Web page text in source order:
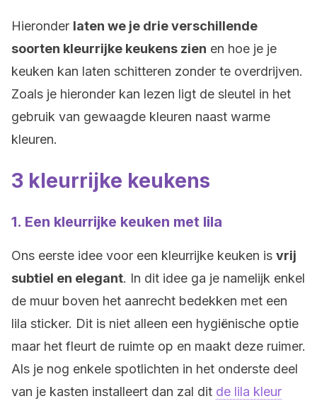
Hieronder laten we je drie verschillende
soorten kleurrijke keukens zien en hoe je je
keuken kan laten schitteren zonder te overdrijven.
Zoals je hieronder kan lezen ligt de sleutel in het
gebruik van gewaagde kleuren naast warme
kleuren.
3 kleurrijke keukens
1. Een kleurrijke keuken met lila
Ons eerste idee voor een kleurrijke keuken is vrij
subtiel en elegant. In dit idee ga je namelijk enkel
de muur boven het aanrecht bedekken met een
lila sticker. Dit is niet alleen een hygiënische optie
maar het fleurt de ruimte op en maakt deze ruimer.
Als je nog enkele spotlichten in het onderste deel
van je kasten installeert dan zal dit de lila kleur